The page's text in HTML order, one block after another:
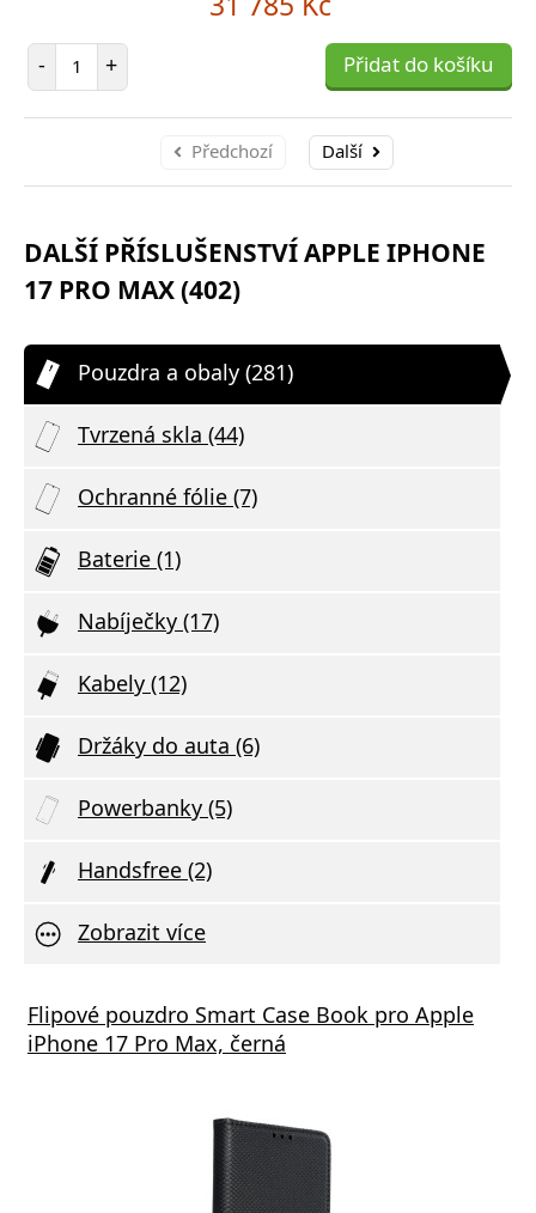
- Počet položek
+ Přidat do košíku
Předchozí Další
DALŠÍ PŘÍSLUŠENSTVÍ APPLE IPHONE
17 PRO MAX (402)
Pouzdra a obaly (281)
Tvrzená skla (44)
Ochranné fólie (7)
Baterie (1)
Nabíječky (17)
Kabely (12)
Držáky do auta (6)
Powerbanky (5)
Handsfree (2)
Zobrazit více
Flipové pouzdro Smart Case Book pro Apple
iPhone 17 Pro Max, černá
nabíječka FIXED s 2xUSB výstupem, 17W
Rapid Charge, bílá